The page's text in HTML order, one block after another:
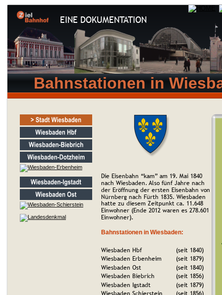
EINE DOKUMENTATION
Die Eisenbahn “kam” am 19. Mai 1840
nach Wiesbaden. Also fünf Jahre nach
der Eröffnung der ersten Eisenbahn von
Nürnberg nach Fürth 1835. Wiesbaden
hatte zu diesem Zeitpunkt ca. 11.648
Einwohner (Ende 2012 waren es 278.601
Einwohner).
Bahnstationen in Wiesbaden:
Wiesbaden Hbf
(seit 1840)
Wiesbaden Erbenheim
(seit 1879)
Wiesbaden Ost
(seit 1840)
Wiesbaden Biebrich
(seit 1856)
Wiesbaden Igstadt
(seit 1879)
Bahnstationen in